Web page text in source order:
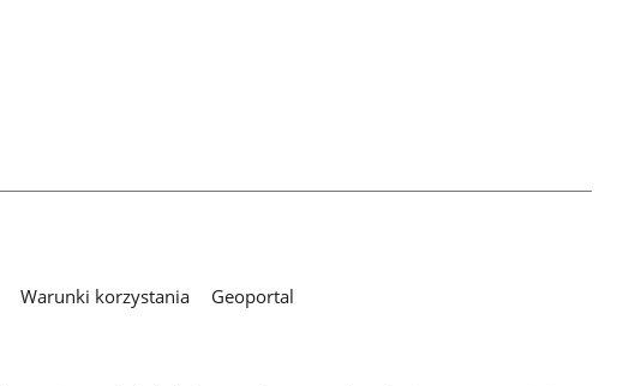
Warunki korzystania
Geoportal